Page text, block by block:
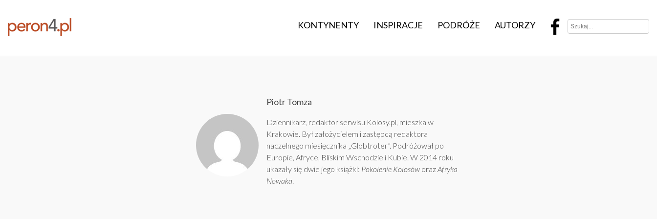
KONTYNENTY INSPIRACJE PODRÓŻE AUTORZY
Piotr Tomza
Dziennikarz, redaktor serwisu Kolosy.pl, mieszka w
Krakowie. Był założycielem i zastępcą redaktora
naczelnego miesięcznika „Globtroter”. Podróżował po
Europie, Afryce, Bliskim Wschodzie i Kubie. W 2014 roku
ukazały się dwie jego książki: Pokolenie KolosóworazAfryka
Nowaka.